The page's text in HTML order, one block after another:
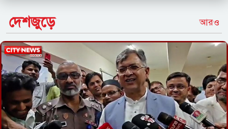
ভিআইপি ও সিআইপি ব্যক্তিসহ
সবাইকে তল্লাশির নির্দেশ মন্ত্রীর
ভারত সরকারের ভূমিকা নিয়ে প্রশ্ন
শেখ হাসিনাকে ভারত কেন বক্তব্য
দেওয়ার সুযোগ দিল, বিবিসি বাংলাকে
যা বললেন স্বরাষ্ট্রমন্ত্রী
দেশজুড়ে আরও